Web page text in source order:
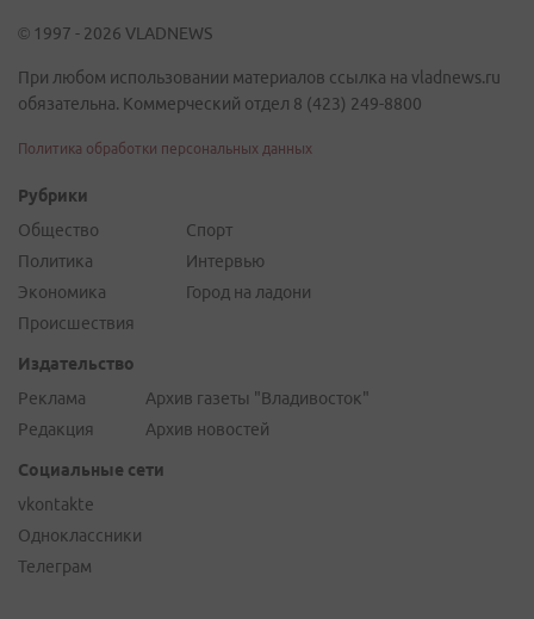
© 1997 - 2026 VLADNEWS
При любом использовании материалов ссылка на vladnews.ru
обязательна. Коммерческий отдел 8 (423) 249-8800
Политика обработки персональных данных
Рубрики
Общество
Политика
Экономика
Происшествия
Спорт
Интервью
Город на ладони
Издательство
Реклама
Редакция
Архив газеты "Владивосток"
Архив новостей
Социальные сети
vkontakte
Одноклассники
Телеграм